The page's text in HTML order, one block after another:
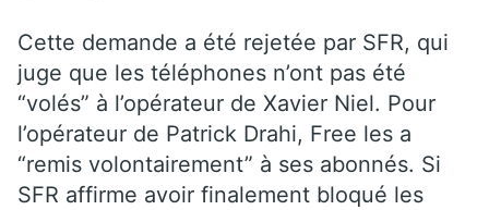
Cette demande a été rejetée par SFR, qui
juge que les téléphones n’ont pas été
“volés” à l’opérateur de Xavier Niel. Pour
l’opérateur de Patrick Drahi, Free les a
“remis volontairement” à ses abonnés. Si
SFR affirme avoir finalement bloqué les